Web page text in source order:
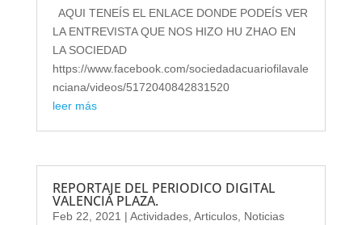
AQUI TENEÍS EL ENLACE DONDE PODEÍS VER
LA ENTREVISTA QUE NOS HIZO HU ZHAO EN
LA SOCIEDAD
https://www.facebook.com/sociedadacuariofilavale
nciana/videos/5172040842831520
leer más
REPORTAJE DEL PERIODICO DIGITAL
VALENCIA PLAZA.
Feb 22, 2021 | Actividades, Articulos, Noticias